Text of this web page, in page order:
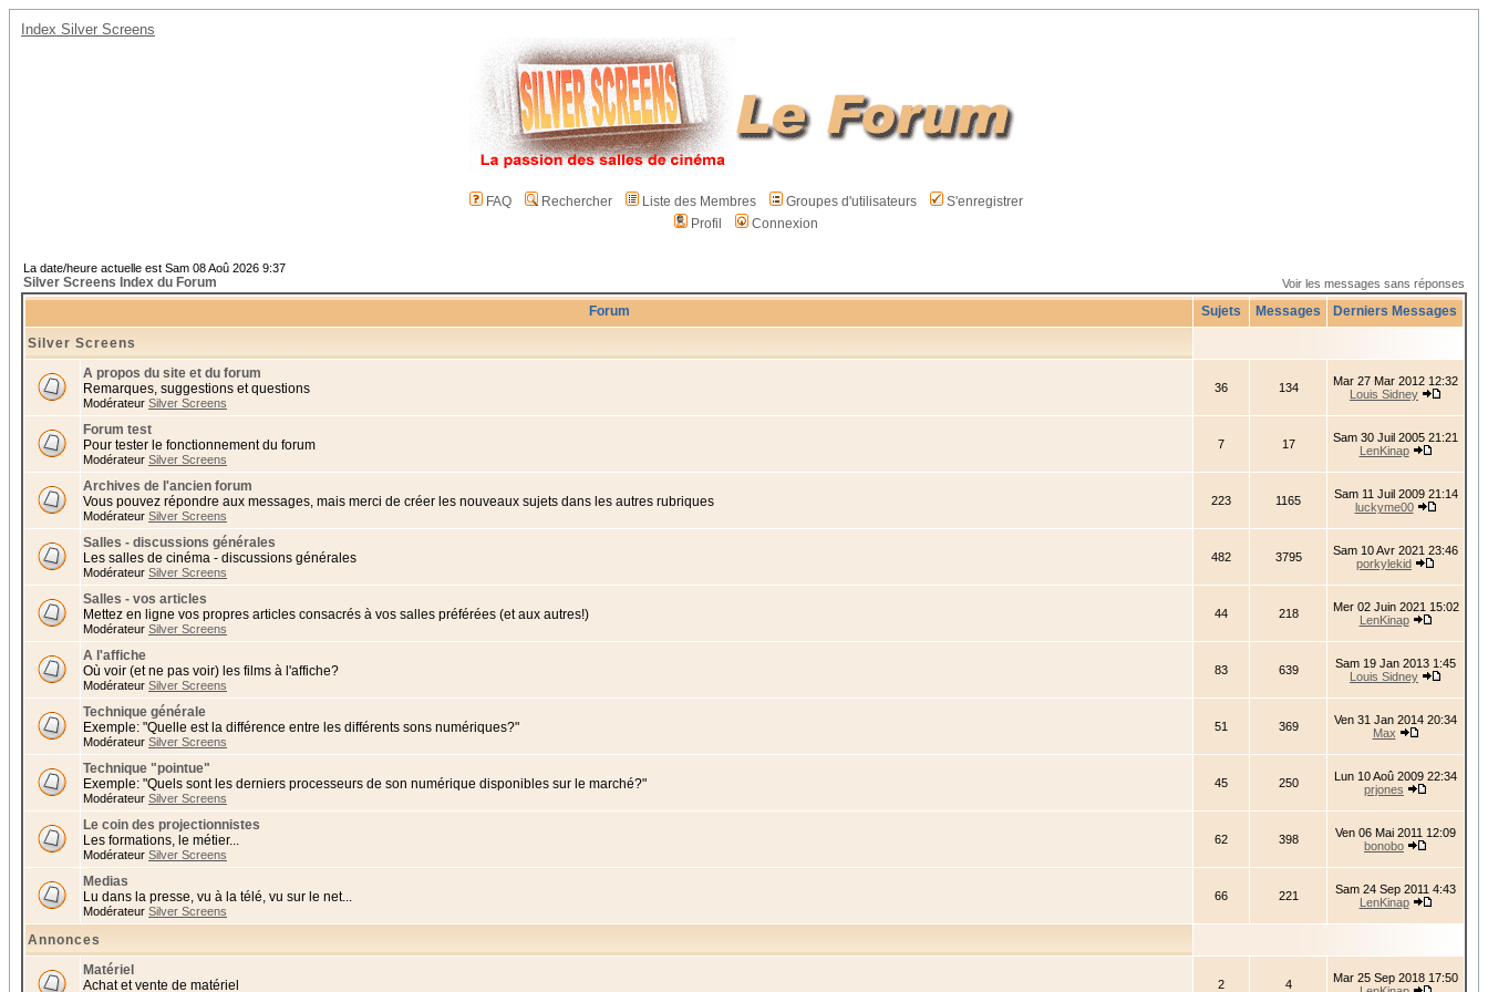
Index Silver Screens
FAQ Rechercher Liste des Membres Groupes d'utilisateurs
S'enregistrer
Profil
Connexion
La date/heure actuelle est Sam 08 Aoû 2026 9:37
Silver Screens Index du Forum Voir les messages sans réponses
Forum Sujets Messages Derniers Messages
Silver Screens
A propos du site et du forum
Remarques, suggestions et questions
Modérateur Silver Screens
36 134
Mar 27 Mar 2012 12:32
Louis Sidney
Forum test
Pour tester le fonctionnement du forum
Modérateur Silver Screens
7 17
Sam 30 Juil 2005 21:21
LenKinap
Archives de l'ancien forum
Vous pouvez répondre aux messages, mais merci de créer les nouveaux sujets dans les autres rubriques
Modérateur Silver Screens
223 1165
Sam 11 Juil 2009 21:14
luckyme00
Salles - discussions générales
Les salles de cinéma - discussions générales
Modérateur Silver Screens
482 3795
Sam 10 Avr 2021 23:46
porkylekid
Salles - vos articles
Mettez en ligne vos propres articles consacrés à vos salles préférées (et aux autres!)
Modérateur Silver Screens
44 218
Mer 02 Juin 2021 15:02
LenKinap
A l'affiche
Où voir (et ne pas voir) les films à l'affiche?
Modérateur Silver Screens
83 639
Sam 19 Jan 2013 1:45
Louis Sidney
Technique générale
Exemple: "Quelle est la différence entre les différents sons numériques?"
Modérateur Silver Screens
51 369
Ven 31 Jan 2014 20:34
Max
Technique "pointue"
Exemple: "Quels sont les derniers processeurs de son numérique disponibles sur le marché?"
Modérateur Silver Screens
45 250
Lun 10 Aoû 2009 22:34
prjones
Le coin des projectionnistes
Les formations, le métier...
Modérateur Silver Screens
62 398
Ven 06 Mai 2011 12:09
bonobo
Medias
Lu dans la presse, vu à la télé, vu sur le net...
Modérateur Silver Screens
66 221
Sam 24 Sep 2011 4:43
LenKinap
Annonces
Matériel
Achat et vente de matériel
2 4
Mar 25 Sep 2018 17:50